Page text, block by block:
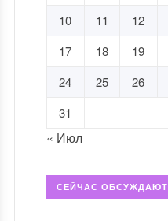
10
11 12
17
18 19
24
25 26
31
« Июл
СЕЙЧАС ОБСУЖДАЮТ